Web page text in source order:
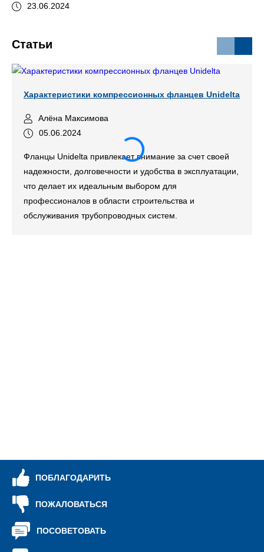
23.06.2024
Статьи
Характеристики компрессионных фланцев Unidelta
Алёна Максимова
05.06.2024
Фланцы Unidelta привлекает внимание за счет своей
надежности, долговечности и удобства в эксплуатации,
что делает их идеальным выбором для
профессионалов в области строительства и
обслуживания трубопроводных систем.
ПОБЛАГОДАРИТЬ
ПОЖАЛОВАТЬСЯ
ПОСОВЕТОВАТЬ